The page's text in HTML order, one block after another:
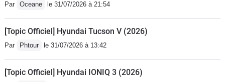
Par Oceane le 31/07/2026 à 21:54
[Topic Officiel] Hyundai Tucson V (2026)
Par Phtour le 31/07/2026 à 13:42
[Topic Officiel] Hyundai IONIQ 3 (2026)